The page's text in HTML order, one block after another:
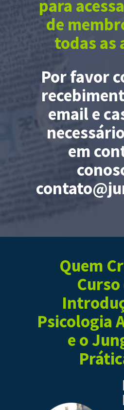
para
de
todas as
Por favor
email e
em
Quem
Curso
Psicologia
e o